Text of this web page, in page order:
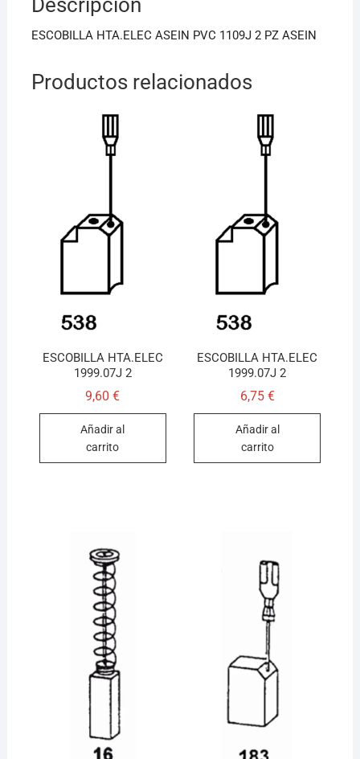
o
o
p
p
Descripción
ESCOBILLA HTA.ELEC ASEIN PVC 1109J 2 PZ ASEIN
Productos relacionados
ESCOBILLA HTA.ELEC
1999.07J 2
9,60€
Añadir al
carrito
ESCOBILLA HTA.ELEC
1999.07J 2
6,75 €
Añadir al
carrito